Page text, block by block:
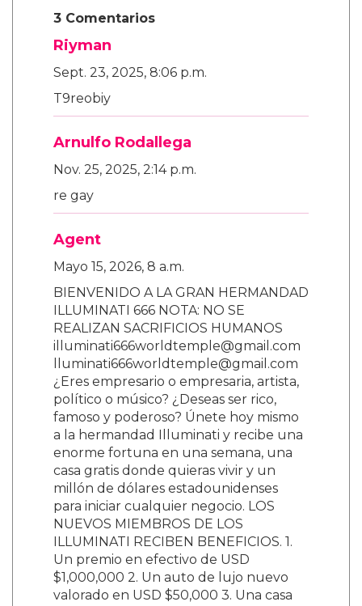
Este espectáculo no solo deslumbró por su
estética y puesta en escena, sino que también
representó un fuerte gesto político en un
contexto cultural polarizado: fue una de las
pocas, si no la primera, afirmaciones LGBTQ+
visiblemente explícitas de la noche.
de una ceremonia en la que Lady Gaga fue la
gran protagonista, llevándose el premio a
como Rosé de BLACKPINK también hicieron
historia al ganar Canción del Año.
3 Comentarios
Riyman
Sept. 23, 2025, 8:06 p.m.
T9reobiy
Arnulfo Rodallega
Nov. 25, 2025, 2:14 p.m.
re gay